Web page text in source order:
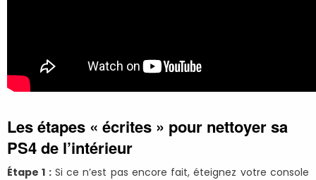
Les étapes « écrites » pour nettoyer sa
PS4 de l’intérieur
Étape 1 :Si ce n’est pas encore fait, éteignez votre console